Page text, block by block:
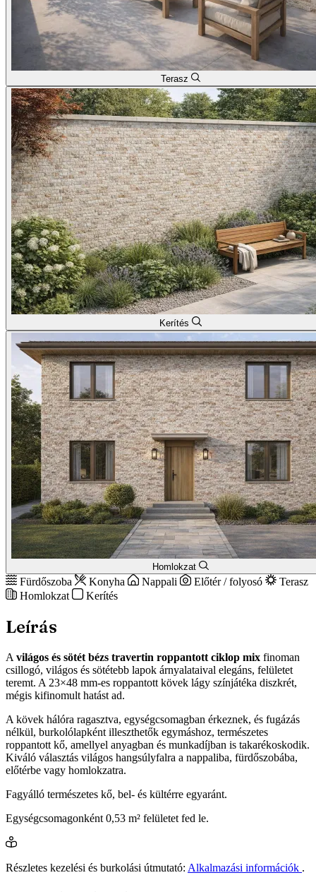
Terasz
Kerítés
Homlokzat
Fürdőszoba Konyha Nappali Előtér / folyosó
Terasz
Homlokzat
Kerítés
Leírás
A világos és sötét bézs travertin roppantott ciklop mix finoman
csillogó, világos és sötétebb lapok árnyalataival elegáns, felületet
teremt. A 23×48 mm-es roppantott kövek lágy színjátéka diszkrét,
mégis kifinomult hatást ad.
A kövek hálóra ragasztva, egységcsomagban érkeznek, és fugázás
nélkül, burkolólapként illeszthetők egymáshoz, természetes
roppantott kő, amellyel anyagban és munkadíjban is takarékoskodik.
Kiváló választás világos hangsúlyfalra a nappaliba, fürdőszobába,
előtérbe vagy homlokzatra.
Fagyálló természetes kő, bel- és kültérre egyaránt.
Egységcsomagonként 0,53 m² felületet fed le.
Részletes kezelési és burkolási útmutató: Alkalmazási információk .